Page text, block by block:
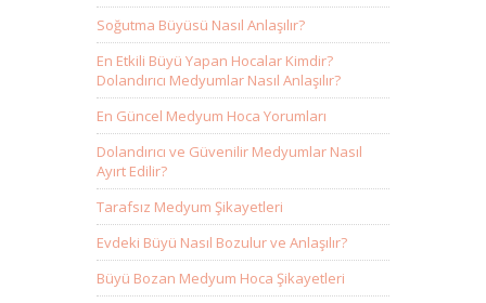
Soğutma Büyüsü Nasıl Anlaşılır?
En Etkili Büyü Yapan Hocalar Kimdir?
Dolandırıcı Medyumlar Nasıl Anlaşılır?
En Güncel Medyum Hoca Yorumları
Dolandırıcı ve Güvenilir Medyumlar Nasıl
Ayırt Edilir?
Tarafsız Medyum Şikayetleri
Evdeki Büyü Nasıl Bozulur ve Anlaşılır?
Büyü Bozan Medyum Hoca Şikayetleri